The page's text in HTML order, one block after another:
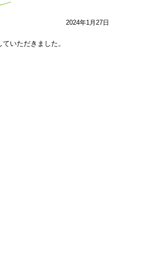
2024年1月27日
いただきました。